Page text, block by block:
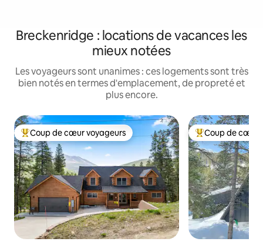
Breckenridge : locations de vacances les
mieux notées
Les voyageurs sont unanimes : ces logements sont très
bien notés en termes d'emplacement, de propreté et
plus encore.
Coups de cœur voyageurs les plus appréciés
Coup de cœur voyageurs Coups de cœur
Coup de cœur